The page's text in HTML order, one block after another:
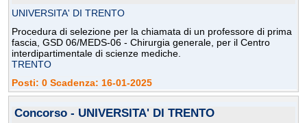
UNIVERSITA' DI TRENTO
Procedura di selezione per la chiamata di un professore di prima
fascia, GSD 06/MEDS-06 - Chirurgia generale, per il Centro
interdipartimentale di scienze mediche.
TRENTO
Posti: 0 Scadenza: 16-01-2025
Concorso - UNIVERSITA' DI TRENTO